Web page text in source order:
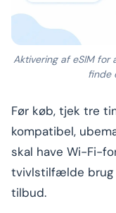
Aktivering af eSIM for
finde
Før køb, tjek tre
kompatibel,
skal have Wi-Fi-
tvivlstilfælde brug
tilbud.